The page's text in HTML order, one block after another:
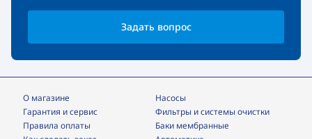
Задать вопрос
О магазине
Гарантия и сервис
Правила оплаты
Насосы
фильтры и системы очистки
Баки мембранные